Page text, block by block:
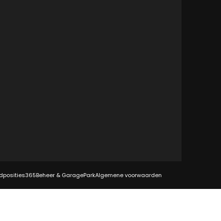
365Beheer & GarageParkAlgemene voorwaarden